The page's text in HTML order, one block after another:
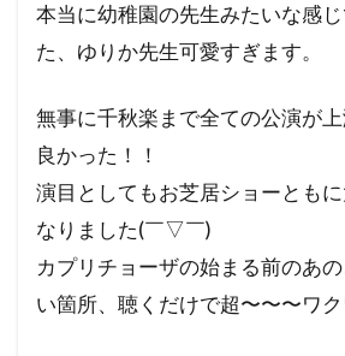
本当に幼稚園の先生みたいな感
た、ゆりか先生可愛すぎます。
無事に千秋楽まで全ての公演が
良かった！！
演目としてもお芝居ショーとも
なりました(￣▽￣)
カプリチョーザの始まる前のあ
い箇所、聴くだけで超〜〜〜ワク